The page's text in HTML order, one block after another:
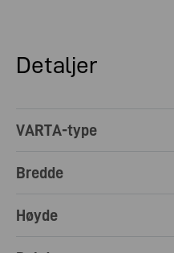
Detaljer
VARTA-type
Bredde
Høyde